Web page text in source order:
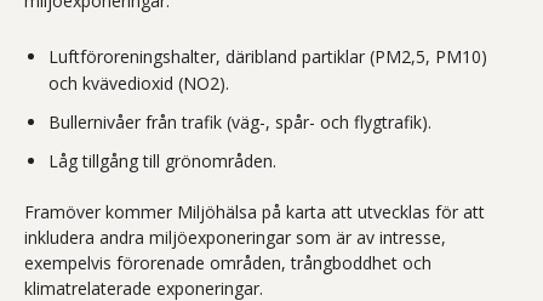
Luftföroreningshalter, däribland partiklar (PM2,5, PM10)
och kvävedioxid (NO2).
Bullernivåer från trafik (väg-, spår- och flygtrafik).
Låg tillgång till grönområden.
Framöver kommer Miljöhälsa på karta att utvecklas för att
inkludera andra miljöexponeringar som är av intresse,
exempelvis förorenade områden, trångboddhet och
klimatrelaterade exponeringar.